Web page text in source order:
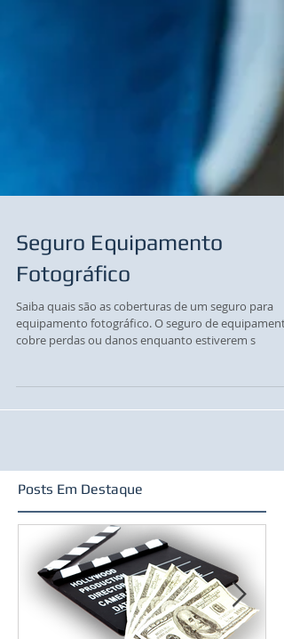
Seguro Equipamento
Fotográfico
equipamento fotográfico. O seguro de
Posts Em Destaque